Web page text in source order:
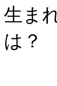
生ま
は？